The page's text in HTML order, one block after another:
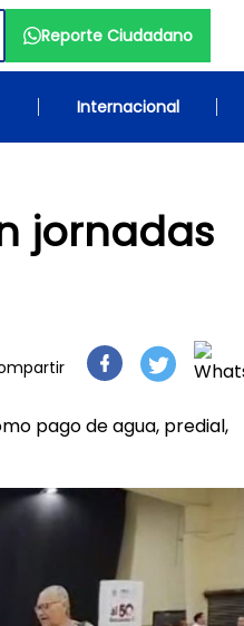
Reporte Ciudadano
Internacional
jornadas
pago de agua, predial,